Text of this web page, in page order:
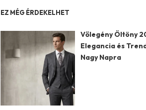
EZ MÉG ÉRDEKELHET
Vőlegény Öltöny
Elegancia és
Nagy Napra